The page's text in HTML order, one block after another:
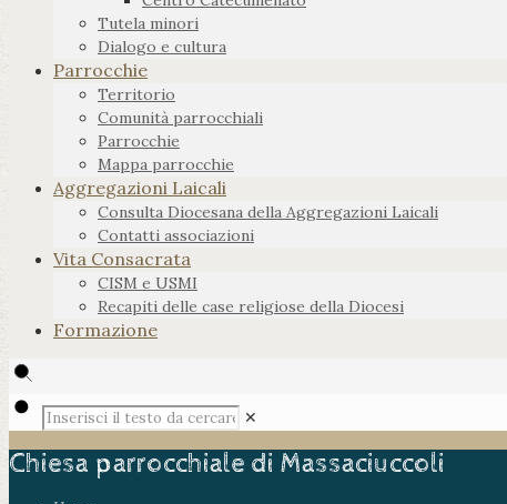
Tutela minori
Dialogo e cultura
Parrocchie
Territorio
Comunità parrocchiali
Parrocchie
Mappa parrocchie
Aggregazioni Laicali
Consulta Diocesana della Aggregazioni Laicali
Contatti associazioni
Vita Consacrata
CISM e USMI
Recapiti delle case religiose della Diocesi
Formazione
✕
Chiesa parrocchiale di Massaciuccoli